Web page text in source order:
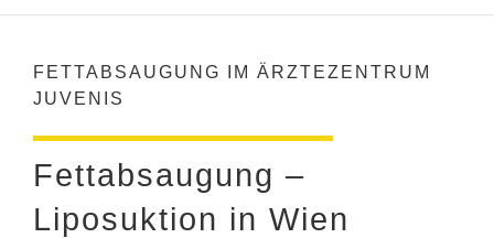
FETTABSAUGUNG IM ÄRZTEZENTRUM
JUVENIS
Fettabsaugung –
Liposuktion in Wien